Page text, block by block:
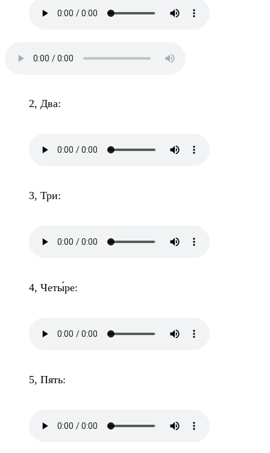
2, Два:
3, Три:
4, Четы́ре:
5, Пять: